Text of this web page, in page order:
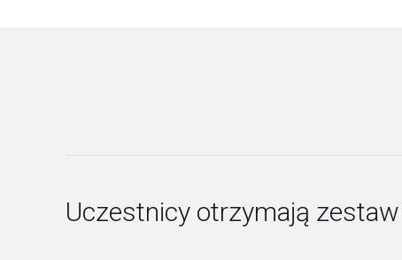
Uczestnicy otrzymają